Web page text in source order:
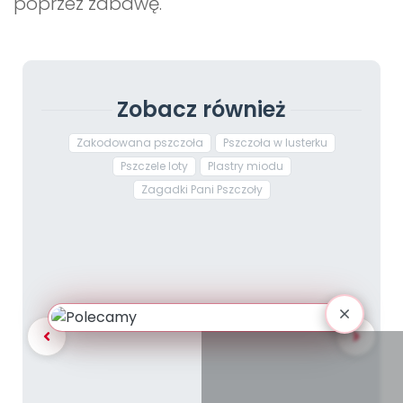
Zobacz również
Zakodowana pszczoła
Pszczoła w lusterku
Pszczele loty
Plastry miodu
Zagadki Pani Pszczoły